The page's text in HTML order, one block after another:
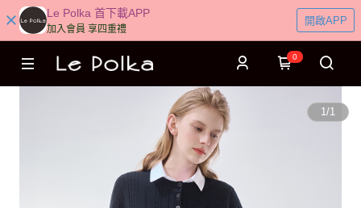
Le Polka 首下載APP
加入會員 享四重禮
開啟APP
0
1/1